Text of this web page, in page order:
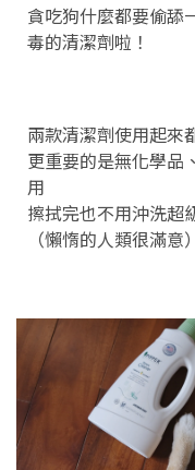
貪吃狗什麼都要偷舔
毒的清潔劑啦！
兩款清潔劑使用起來
更重要的是無化學品
用
擦拭完也不用沖洗超
（懶惰的人類很滿意）